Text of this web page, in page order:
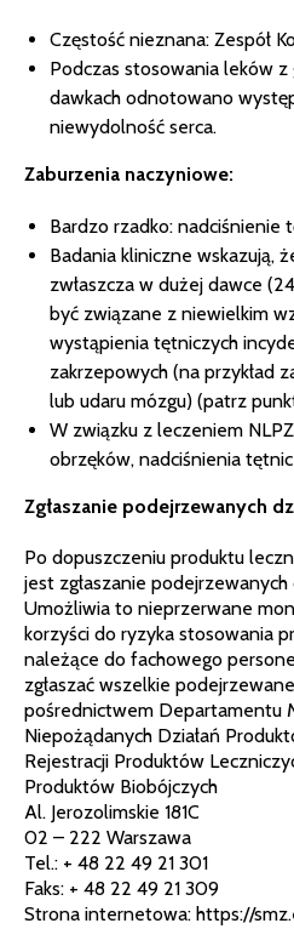
Częstość nieznana: Zespół
Podczas stosowania leków
dawkach odnotowano
niewydolność serca.
Zaburzenia naczyniowe:
Bardzo rzadko: nadciśnienie
Badania kliniczne wskazują,
zwłaszcza w dużej dawce
być związane z niewielkim
wystąpienia tętniczych
zakrzepowych (na przykład
lub udaru mózgu) (patrz
W związku z leczeniem
obrzęków, nadciśnienia
Zgłaszanie podejrzewanych
Po dopuszczeniu produktu
jest zgłaszanie podejrzewanych
Umożliwia to nieprzerwane
korzyści do ryzyka stosowania
należące do fachowego
zgłaszać wszelkie
pośrednictwem Departamentu
Niepożądanych Działań
Rejestracji Produktów
Produktów Biobójczych
Al. Jerozolimskie 181C
02 – 222 Warszawa
Tel.: + 48 22 49 21 301
Faks: + 48 22 49 21 309
Strona internetowa: https://